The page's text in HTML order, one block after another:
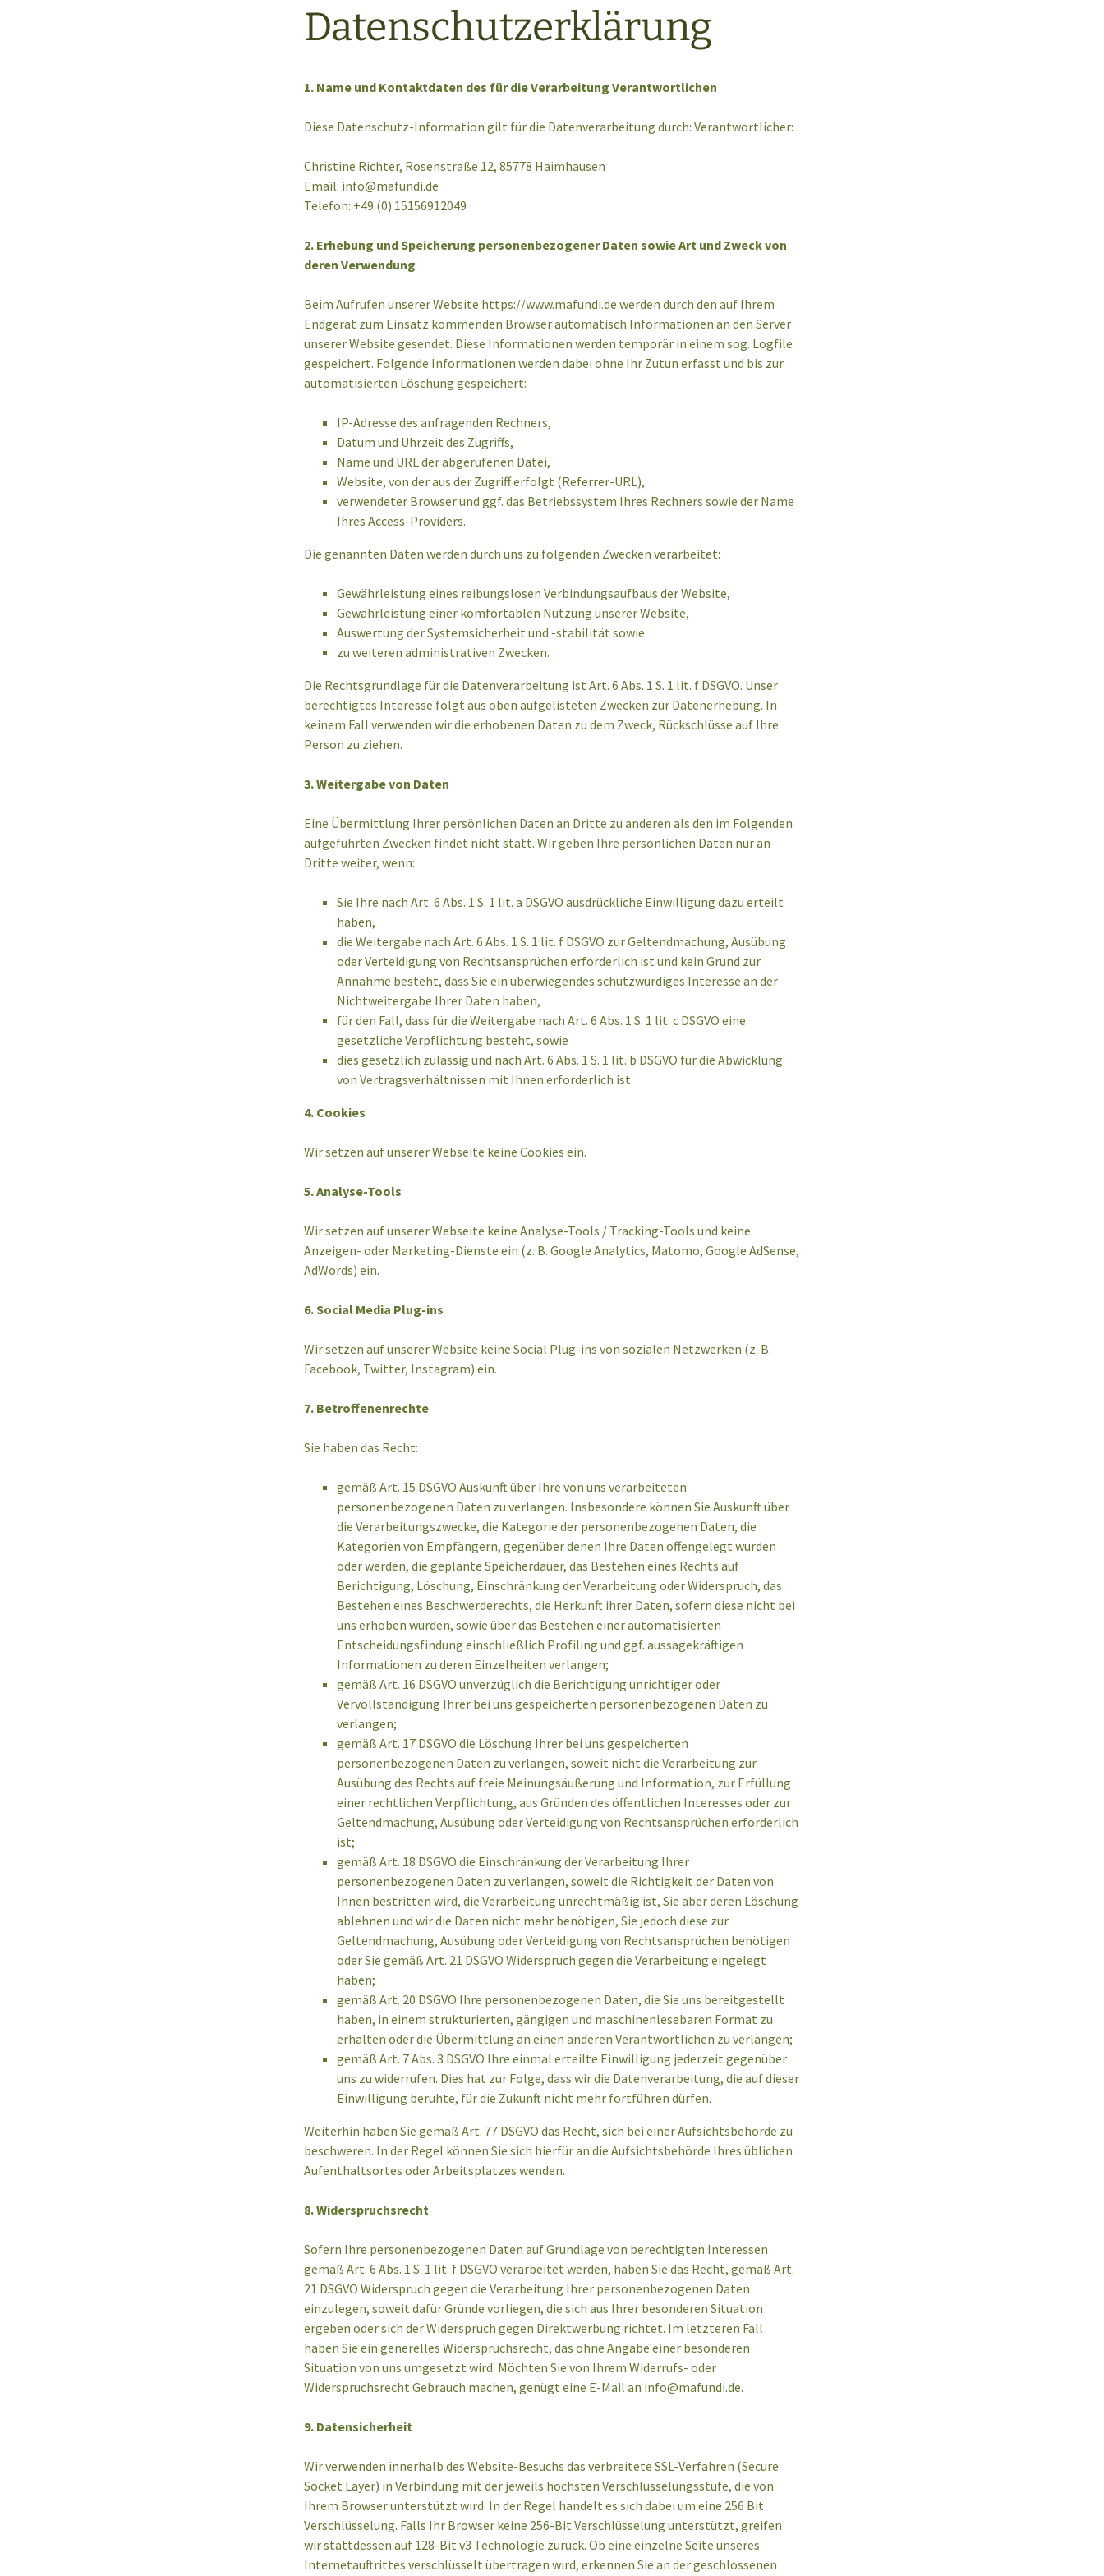
Lavendeldruck – Taschen
und Kissen
Türstopper
Taschen aus LKW Plane,
Upcycling
Weihnachtsmarkt in
Corona Zeiten 2020
Blumenhof Frey
Weihnachten 2014
Weihnachten 2015
Weihnachten 2016
Herbstbasar 2017
Weihnachten 2018
Datenschutzerklärung
1. Name und Kontaktdaten des für die Verarbeitung Verantwortlichen
Diese Datenschutz-Information gilt für die Datenverarbeitung durch: Verantwortlicher:
Christine Richter, Rosenstraße 12, 85778 Haimhausen
Email: info@mafundi.de
Telefon: +49 (0) 15156912049
2. Erhebung und Speicherung personenbezogener Daten sowie Art und Zweck von
deren Verwendung
Beim Aufrufen unserer Website https://www.mafundi.de werden durch den auf Ihrem
Endgerät zum Einsatz kommenden Browser automatisch Informationen an den Server
unserer Website gesendet. Diese Informationen werden temporär in einem sog. Logfile
gespeichert. Folgende Informationen werden dabei ohne Ihr Zutun erfasst und bis zur
automatisierten Löschung gespeichert:
IP-Adresse des anfragenden Rechners,
Datum und Uhrzeit des Zugriffs,
Name und URL der abgerufenen Datei,
Website, von der aus der Zugriff erfolgt (Referrer-URL),
verwendeter Browser und ggf. das Betriebssystem Ihres Rechners sowie der Name
Ihres Access-Providers.
Die genannten Daten werden durch uns zu folgenden Zwecken verarbeitet:
Gewährleistung eines reibungslosen Verbindungsaufbaus der Website,
Gewährleistung einer komfortablen Nutzung unserer Website,
Auswertung der Systemsicherheit und -stabilität sowie
zu weiteren administrativen Zwecken.
Die Rechtsgrundlage für die Datenverarbeitung ist Art. 6 Abs. 1 S. 1 lit. f DSGVO. Unser
berechtigtes Interesse folgt aus oben aufgelisteten Zwecken zur Datenerhebung. In
keinem Fall verwenden wir die erhobenen Daten zu dem Zweck, Rückschlüsse auf Ihre
Person zu ziehen.
3. Weitergabe von Daten
Eine Übermittlung Ihrer persönlichen Daten an Dritte zu anderen als den im Folgenden
aufgeführten Zwecken findet nicht statt. Wir geben Ihre persönlichen Daten nur an
Dritte weiter, wenn:
Sie Ihre nach Art. 6 Abs. 1 S. 1 lit. a DSGVO ausdrückliche Einwilligung dazu erteilt
haben,
die Weitergabe nach Art. 6 Abs. 1 S. 1 lit. f DSGVO zur Geltendmachung, Ausübung
oder Verteidigung von Rechtsansprüchen erforderlich ist und kein Grund zur
Annahme besteht, dass Sie ein überwiegendes schutzwürdiges Interesse an der
Nichtweitergabe Ihrer Daten haben,
für den Fall, dass für die Weitergabe nach Art. 6 Abs. 1 S. 1 lit. c DSGVO eine
gesetzliche Verpflichtung besteht, sowie
dies gesetzlich zulässig und nach Art. 6 Abs. 1 S. 1 lit. b DSGVO für die Abwicklung
von Vertragsverhältnissen mit Ihnen erforderlich ist.
4. Cookies
Wir setzen auf unserer Webseite keine Cookies ein.
5. Analyse-Tools
Wir setzen auf unserer Webseite keine Analyse-Tools / Tracking-Tools und keine
Anzeigen- oder Marketing-Dienste ein (z. B. Google Analytics, Matomo, Google AdSense,
AdWords) ein.
6. Social Media Plug-ins
Wir setzen auf unserer Website keine Social Plug-ins von sozialen Netzwerken (z. B.
Facebook, Twitter, Instagram) ein.
7. Betroffenenrechte
Sie haben das Recht:
gemäß Art. 15 DSGVO Auskunft über Ihre von uns verarbeiteten
personenbezogenen Daten zu verlangen. Insbesondere können Sie Auskunft über
die Verarbeitungszwecke, die Kategorie der personenbezogenen Daten, die
Kategorien von Empfängern, gegenüber denen Ihre Daten offengelegt wurden
oder werden, die geplante Speicherdauer, das Bestehen eines Rechts auf
Berichtigung, Löschung, Einschränkung der Verarbeitung oder Widerspruch, das
Bestehen eines Beschwerderechts, die Herkunft ihrer Daten, sofern diese nicht bei
uns erhoben wurden, sowie über das Bestehen einer automatisierten
Entscheidungsfindung einschließlich Profiling und ggf. aussagekräftigen
Informationen zu deren Einzelheiten verlangen;
gemäß Art. 16 DSGVO unverzüglich die Berichtigung unrichtiger oder
Vervollständigung Ihrer bei uns gespeicherten personenbezogenen Daten zu
verlangen;
gemäß Art. 17 DSGVO die Löschung Ihrer bei uns gespeicherten
personenbezogenen Daten zu verlangen, soweit nicht die Verarbeitung zur
Ausübung des Rechts auf freie Meinungsäußerung und Information, zur Erfüllung
einer rechtlichen Verpflichtung, aus Gründen des öffentlichen Interesses oder zur
Geltendmachung, Ausübung oder Verteidigung von Rechtsansprüchen erforderlich
ist;
gemäß Art. 18 DSGVO die Einschränkung der Verarbeitung Ihrer
personenbezogenen Daten zu verlangen, soweit die Richtigkeit der Daten von
Ihnen bestritten wird, die Verarbeitung unrechtmäßig ist, Sie aber deren Löschung
ablehnen und wir die Daten nicht mehr benötigen, Sie jedoch diese zur
Geltendmachung, Ausübung oder Verteidigung von Rechtsansprüchen benötigen
oder Sie gemäß Art. 21 DSGVO Widerspruch gegen die Verarbeitung eingelegt
haben;
gemäß Art. 20 DSGVO Ihre personenbezogenen Daten, die Sie uns bereitgestellt
haben, in einem strukturierten, gängigen und maschinenlesebaren Format zu
erhalten oder die Übermittlung an einen anderen Verantwortlichen zu verlangen;
gemäß Art. 7 Abs. 3 DSGVO Ihre einmal erteilte Einwilligung jederzeit gegenüber
uns zu widerrufen. Dies hat zur Folge, dass wir die Datenverarbeitung, die auf dieser
Einwilligung beruhte, für die Zukunft nicht mehr fortführen dürfen.
Weiterhin haben Sie gemäß Art. 77 DSGVO das Recht, sich bei einer Aufsichtsbehörde zu
beschweren. In der Regel können Sie sich hierfür an die Aufsichtsbehörde Ihres üblichen
Aufenthaltsortes oder Arbeitsplatzes wenden.
8. Widerspruchsrecht
Sofern Ihre personenbezogenen Daten auf Grundlage von berechtigten Interessen
gemäß Art. 6 Abs. 1 S. 1 lit. f DSGVO verarbeitet werden, haben Sie das Recht, gemäß Art.
21 DSGVO Widerspruch gegen die Verarbeitung Ihrer personenbezogenen Daten
einzulegen, soweit dafür Gründe vorliegen, die sich aus Ihrer besonderen Situation
ergeben oder sich der Widerspruch gegen Direktwerbung richtet. Im letzteren Fall
haben Sie ein generelles Widerspruchsrecht, das ohne Angabe einer besonderen
Situation von uns umgesetzt wird. Möchten Sie von Ihrem Widerrufs- oder
Widerspruchsrecht Gebrauch machen, genügt eine E-Mail an info@mafundi.de.
9. Datensicherheit
Wir verwenden innerhalb des Website-Besuchs das verbreitete SSL-Verfahren (Secure
Socket Layer) in Verbindung mit der jeweils höchsten Verschlüsselungsstufe, die von
Ihrem Browser unterstützt wird. In der Regel handelt es sich dabei um eine 256 Bit
Verschlüsselung. Falls Ihr Browser keine 256-Bit Verschlüsselung unterstützt, greifen
wir stattdessen auf 128-Bit v3 Technologie zurück. Ob eine einzelne Seite unseres
Internetauftrittes verschlüsselt übertragen wird, erkennen Sie an der geschlossenen